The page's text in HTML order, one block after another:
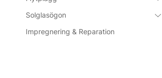
Solglasögon
Impregnering & Reparation